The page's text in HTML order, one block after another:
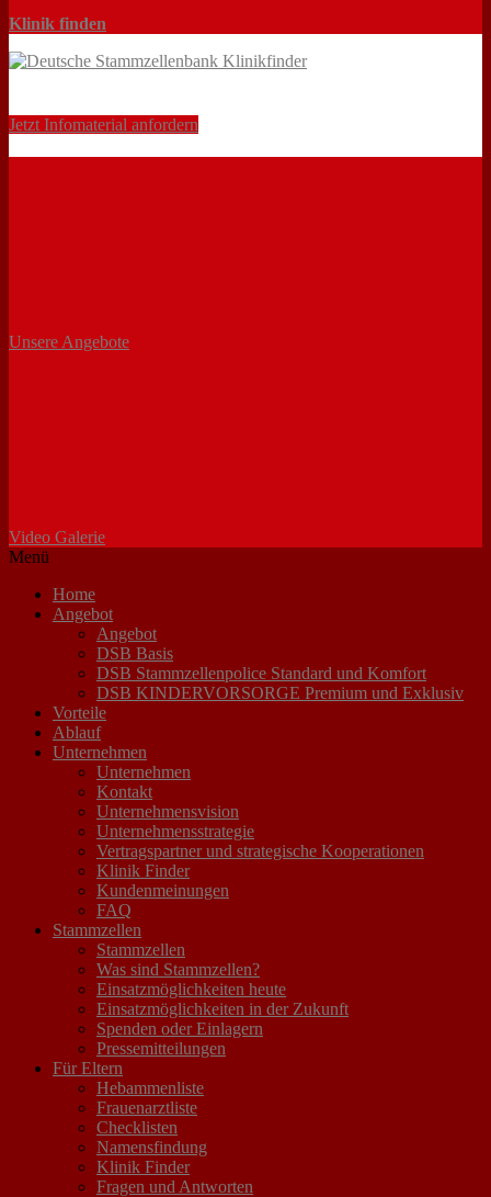
Klinik finden
Jetzt Infomaterial anfordern
Unsere Angebote
Video Galerie
Menü
Home
Angebot
Angebot
DSB Basis
DSB Stammzellenpolice Standard und Komfort
DSB KINDERVORSORGE Premium und Exklusiv
Vorteile
Ablauf
Unternehmen
Unternehmen
Kontakt
Unternehmensvision
Unternehmensstrategie
Vertragspartner und strategische Kooperationen
Klinik Finder
Kundenmeinungen
FAQ
Stammzellen
Stammzellen
Was sind Stammzellen?
Einsatzmöglichkeiten heute
Einsatzmöglichkeiten in der Zukunft
Spenden oder Einlagern
Pressemitteilungen
Für Eltern
Hebammenliste
Frauenarztliste
Checklisten
Namensfindung
Klinik Finder
Fragen und Antworten